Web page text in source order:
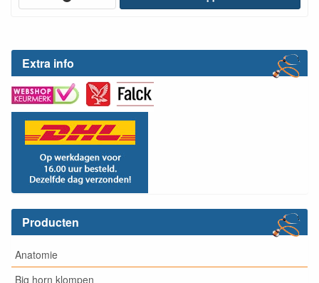
Extra info
Producten
Anatomie
Big horn klompen